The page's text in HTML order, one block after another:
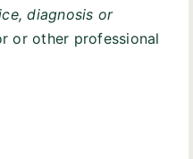
diagnosis or
or other professional